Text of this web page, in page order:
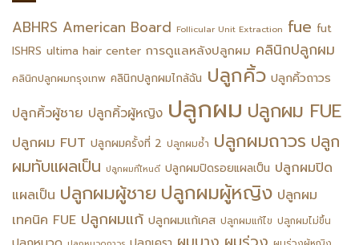
ABHRS American Board Follicular Unit Extraction fue fut
ISHRS ultima hair center การดูแลหลังปลูกผม คลินิกปลูกผม
คลินิกปลูกผมกรุงเทพ คลินิกปลูกผมไกล้ฉัน ปลูกคิ้ว ปลูกคิ้วถาวร
ปลูกคิ้วผู้ชาย ปลูกคิ้วผู้หญิง ปลูกผม ปลูกผม FUE
ปลูกผม FUT ปลูกผมครั้งที่ 2 ปลูกผมซ้ำ ปลูกผมถาวร ปลูก
ผมทับแผลเป็น ปลูกผมที่ไหนดี ปลูกผมปิดรอยแผลเป็น ปลูกผมปิด
แผลเป็น ปลูกผมผู้ชาย ปลูกผมผู้หญิง ปลูกผม
เทคนิค FUE ปลูกผมแก้ ปลูกผมแก้เคส ปลูกผมแก้ไข ปลูกผมไม่ขึ้น